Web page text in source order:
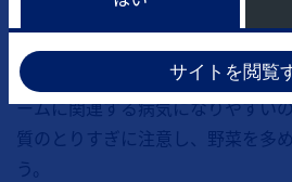
治療中の食事制限はありませんが
心がけてください。乾癬患者さん
ームに関連する病気になりやすい
質のとりすぎに注意し、野菜を多
う。
サイトを閲覧